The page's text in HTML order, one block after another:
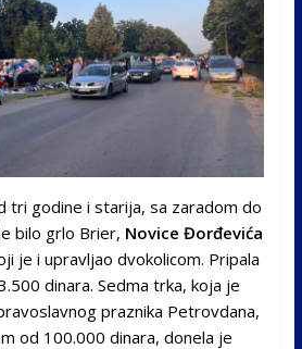
tri godine i starija, sa zaradom do
bilo grlo Brier, Novice Đorđevića
je i upravljao dvokolicom. Pripala
dinara. Sedma trka, koja je
praznika Petrovdana,
od 100.000 dinara, donela je